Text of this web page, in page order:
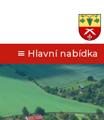
Hlavní nabídka